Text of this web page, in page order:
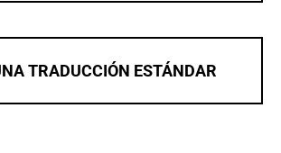
TRADUCCIÓN ESTÁNDAR